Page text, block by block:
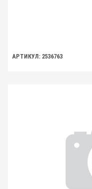
АРТИКУЛ: 2536763